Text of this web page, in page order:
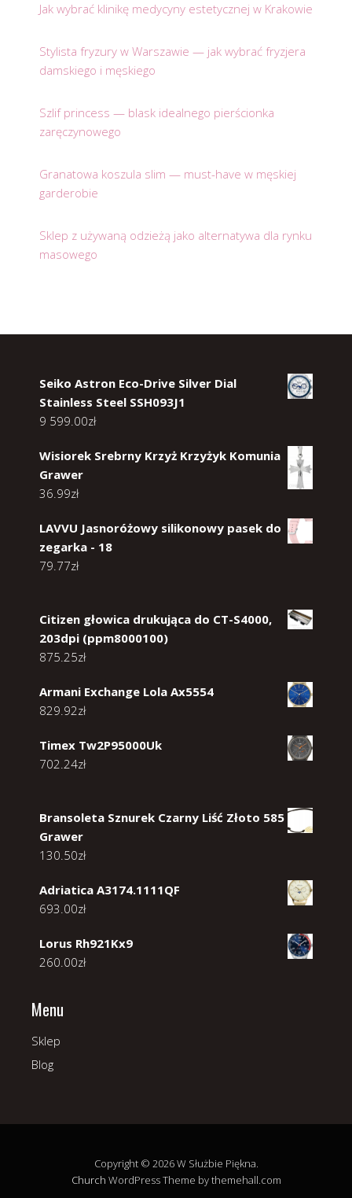
Jak wybrać klinikę medycyny estetycznej w Krakowie
Stylista fryzury w Warszawie — jak wybrać fryzjera
damskiego i męskiego
Szlif princess — blask idealnego pierścionka
zaręczynowego
Granatowa koszula slim — must-have w męskiej
garderobie
Sklep z używaną odzieżą jako alternatywa dla rynku
masowego
Seiko Astron Eco-Drive Silver Dial
Stainless Steel SSH093J1
9 599.00zł
Wisiorek Srebrny Krzyż Krzyżyk Komunia
Grawer
36.99zł
LAVVU Jasnoróżowy silikonowy pasek do
zegarka - 18
79.77zł
Citizen głowica drukująca do CT-S4000,
203dpi (ppm8000100)
875.25zł
Armani Exchange Lola Ax5554
829.92zł
Timex Tw2P95000Uk
702.24zł
Bransoleta Sznurek Czarny Liść Złoto 585
Grawer
130.50zł
Adriatica A3174.1111QF
693.00zł
Lorus Rh921Kx9
260.00zł
Menu
Sklep
Blog
Copyright © 2026 W Służbie Piękna.
Church WordPress Theme by themehall.com